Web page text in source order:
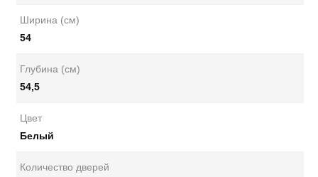
Ширина (см)
54
Глубина (см)
54,5
Цвет
Белый
Количество дверей